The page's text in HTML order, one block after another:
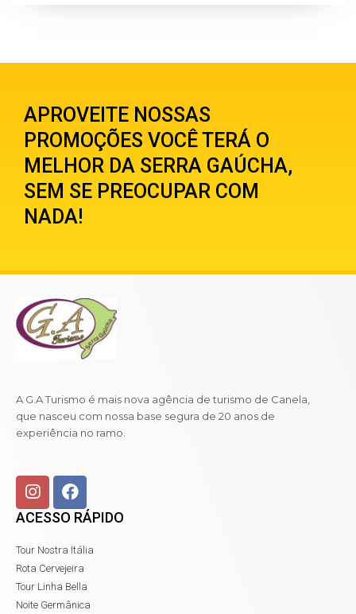
APROVEITE NOSSAS
PROMOÇÕES VOCÊ TERÁ O
MELHOR DA SERRA GAÚCHA,
SEM SE PREOCUPAR COM
NADA!
A G.A Turismo é mais nova agência de turismo de Canela,
que nasceu com nossa base segura de 20 anos de
experiência no ramo.
ACESSO RÁPIDO
Tour Nostra Itália
Rota Cervejeira
Tour Linha Bella
Noite Germânica